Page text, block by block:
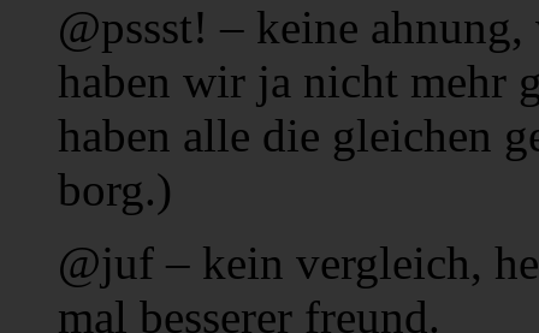
@pssst! – keine
haben wir ja nicht mehr
haben alle die gleichen
borg.)
@juf – kein vergleich,
mal besserer freund.